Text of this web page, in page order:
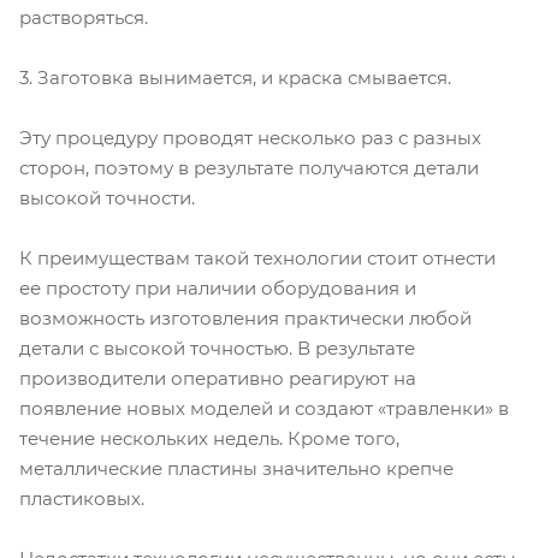
растворяться.
3. Заготовка вынимается, и краска смывается.
Эту процедуру проводят несколько раз с разных
сторон, поэтому в результате получаются детали
высокой точности.
К преимуществам такой технологии стоит отнести
ее простоту при наличии оборудования и
возможность изготовления практически любой
детали с высокой точностью. В результате
производители оперативно реагируют на
появление новых моделей и создают «травленки» в
течение нескольких недель. Кроме того,
металлические пластины значительно крепче
пластиковых.